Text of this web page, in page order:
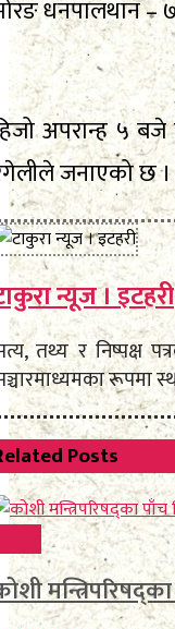
धनपालथान –
अपरान्ह ५
जनाएको छ ।
न्यूज । इटहरी
तथ्य र निष्पक्ष
रूपमा
Posts